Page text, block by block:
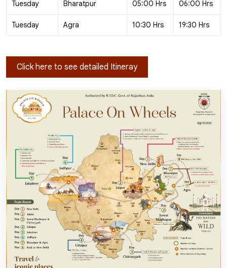
Tuesday Bharatpur 05:00 Hrs 06:00 Hrs
Tuesday Agra 10:30 Hrs 19:30 Hrs
Click here to see detailed Itineray